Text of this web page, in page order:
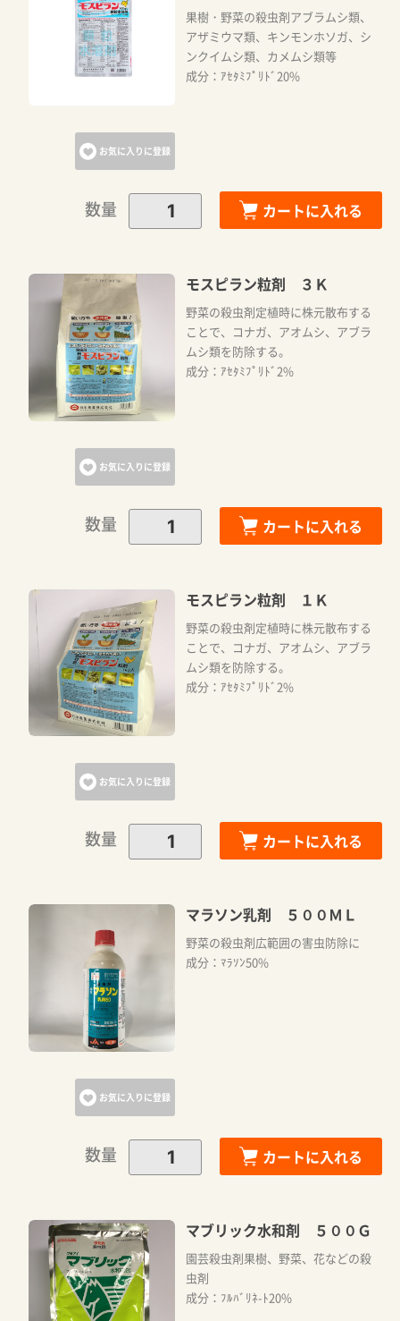
お気に入りに登録
果樹・野菜の殺虫剤アブラムシ類、
アザミウマ類、キンモンホソガ、シ
ンクイムシ類、カメムシ類等
成分：ｱｾﾀﾐﾌﾟﾘﾄﾞ20%
数量 カートに入れる
お気に入りに登録
モスピラン粒剤 ３Ｋ
野菜の殺虫剤定植時に株元散布する
ことで、コナガ、アオムシ、アブラ
ムシ類を防除する。
成分：ｱｾﾀﾐﾌﾟﾘﾄﾞ2%
数量 カートに入れる
お気に入りに登録
モスピラン粒剤 １Ｋ
野菜の殺虫剤定植時に株元散布する
ことで、コナガ、アオムシ、アブラ
ムシ類を防除する。
成分：ｱｾﾀﾐﾌﾟﾘﾄﾞ2%
数量 カートに入れる
お気に入りに登録
マラソン乳剤 ５００ＭＬ
野菜の殺虫剤広範囲の害虫防除に
成分：ﾏﾗｿﾝ50%
数量 カートに入れる
マブリック水和剤 ５００Ｇ
園芸殺虫剤果樹、野菜、花などの殺
虫剤
成分：ﾌﾙﾊﾞﾘﾈ-ﾄ20%